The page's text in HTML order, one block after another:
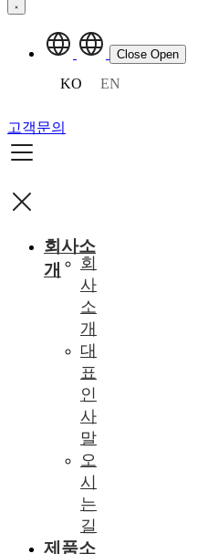
Close Open
KO EN
고객문의
회사소
개
회
사
소
개
대
표
인
사
말
오
시
는
길
제품소